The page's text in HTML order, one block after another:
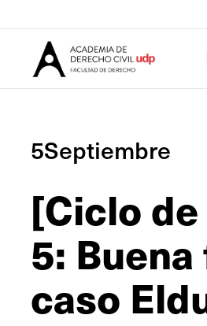
5Septiembre
[Ciclo
5:
caso